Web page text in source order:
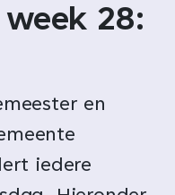
28:
en
iedere